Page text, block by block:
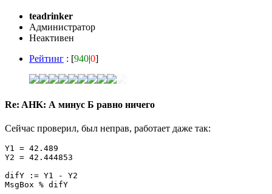
teadrinker
Администратор
Неактивен
Рейтинг : [940|0]
Re: AHK: А минус Б равно ничего
Сейчас проверил, был неправ, работает даже так:
Y1 = 42.489
Y2 = 42.444853
difY := Y1 - Y2
MsgBox % difY